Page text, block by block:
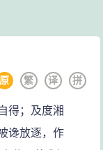
拼
译
繁
原
得；及度湘
谗放逐，作